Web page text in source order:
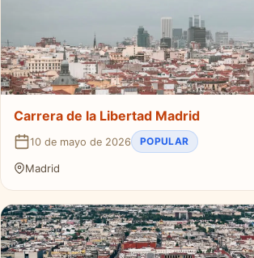
Carrera de la Libertad Madrid
10 de mayo de 2026 POPULAR
Madrid